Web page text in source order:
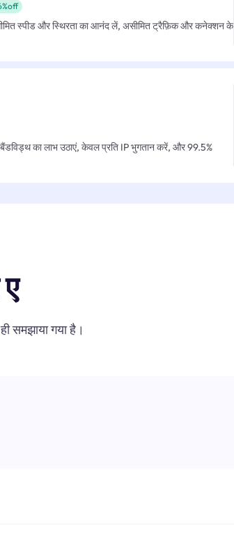
स्पीड और स्थिरता का आनंद लें, असीमित ट्रैफ़िक और कनेक्शन के
का लाभ उठाएं, केवल प्रति IP भुगतान करें, और 99.5%
समझाया गया है।